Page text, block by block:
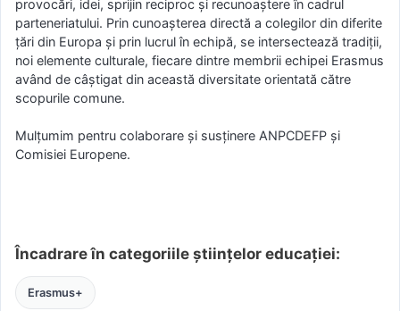
provocări, idei, sprijin reciproc și recunoaștere în cadrul
parteneriatului. Prin cunoașterea directă a colegilor din diferite
țări din Europa și prin lucrul în echipă, se intersectează tradiții,
noi elemente culturale, fiecare dintre membrii echipei Erasmus
având de câștigat din această diversitate orientată către
scopurile comune.
Mulțumim pentru colaborare și susținere ANPCDEFP și
Comisiei Europene.
Încadrare în categoriile științelor educației:
Erasmus+